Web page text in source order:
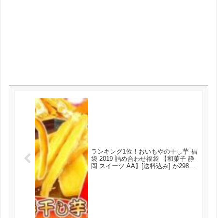
ランキング1位！おいもやの干し芋 福
袋 2019 詰め合わせ福袋 【和菓子 静
岡 スイーツ AA】[送料込み] が2980